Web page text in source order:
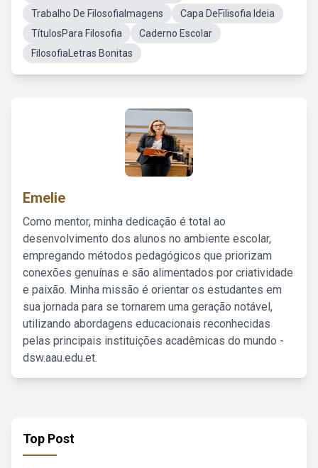
Trabalho De FilosofiaImagens
Capa DeFilisofia Ideia
TítulosPara Filosofia
Caderno Escolar
FilosofiaLetras Bonitas
Emelie
Como mentor, minha dedicação é total ao
desenvolvimento dos alunos no ambiente escolar,
empregando métodos pedagógicos que priorizam
conexões genuínas e são alimentados por criatividade
e paixão. Minha missão é orientar os estudantes em
sua jornada para se tornarem uma geração notável,
utilizando abordagens educacionais reconhecidas
pelas principais instituições acadêmicas do mundo -
dsw.aau.edu.et.
Top Post